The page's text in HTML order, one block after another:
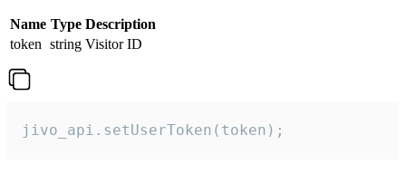
Name Type Description
token string Visitor ID
jivo_api.setUserToken(token);